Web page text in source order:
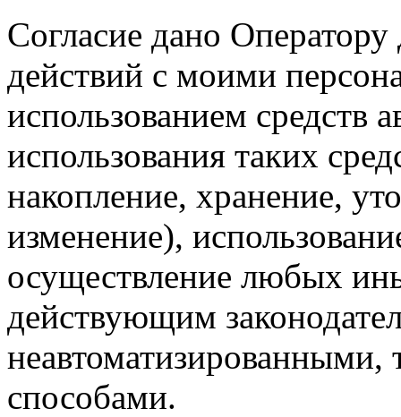
Согласие дано
действий с моими
использованием средств
использования таких
накопление, хранение,
изменение),
осуществление любых
действующим
неавтоматизированными,
способами.